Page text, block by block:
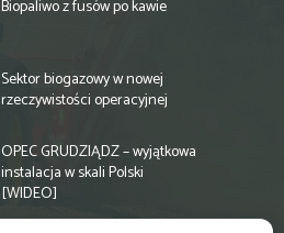
Biopaliwo z fusów po kawie
Sektor biogazowy w nowej
rzeczywistości operacyjnej
OPEC GRUDZIĄDZ – wyjątkowa
instalacja w skali Polski
[WIDEO]